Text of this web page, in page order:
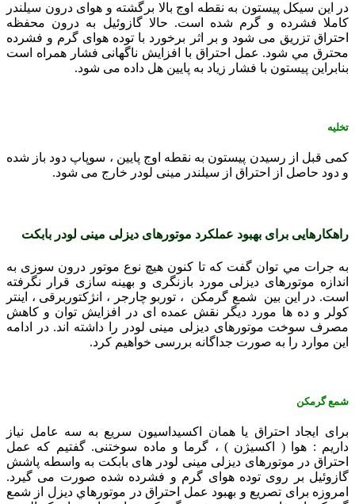
در اين سيکل پيستون به نقطه اوج بالا برگشته و هوای درون سيلندر
کاملا فشرده و گرم شده است. حالا گازوئيل به درون محفظه
احتراق تزريق می شود و بر اثر برخورد با توده هوای گرم و فشرده
محترق مي شود. عمل احتراق با افزايش ناگهانی فشار همراه است
بنابراين پيستون با فشار زياد به پايين هل داده می شود.
تخليه
کمی قبل از رسيدن پيستون به نقطه اوج پايين ، سوپاپ دود باز شده
و دود حاصل از احتراق از سيلندر مینی لودر خارج می شود.
راهکارهایی برای بهبود عملکرد موتورهای ديزلی مینی لودر بابکت
به جرات مي توان گفت که تا کنون هيچ نوع موتور درون سوزی به
اندازه موتورهای ديزلی مورد بازنگری و بهينه سازی قرار نگرفته
است. در اين بين شمع گرمکن ، توربو چارجر ، انژکتوربرقی ، اينتر
کولر و ده ها مورد ديگر نقش عمده ای در افزايش توان و کاهش
مصرف سوخت موتورهای ديزلی مینی لودر را داشته اند. در ادامه
اين موارد را به صورت جداگانه بررسی خواهیم کرد.
شمع گرمکن
برای ایجاد احتراق يا همان اکسيداسيون سريع به سه عامل نياز
داريم : هوا ( اکسيژن ) ، گرما و ماده سوختنی. گفتيم که عمل
احتراق در موتورهای ديزلی مینی لودر های بابکت به واسطه پاشش
گازوئيل بر روی توده هوای گرم و فشرده شده صورت می گيرد.
امروزه برای تصريع و بهبود عمل احتراق در موتورهاي ديزل از شمع